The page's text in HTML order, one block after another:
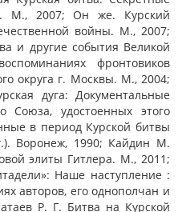
М., 2007; Он же. Курский
войны. М., 2007;
и другие события Великой
фронтовиков
округа г. Москвы. М., 2004;
дуга: Документальные
Союза, удостоенных этого
в период Курской битвы
Воронеж, 1990; Кайдин М.
элиты Гитлера. М., 2011;
Наше наступление :
авторов, его однополчан и
Р. Г. Битва на Курской